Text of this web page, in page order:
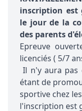
inscription est
le jour de la
des parents
Epreuve
licenciés ( 5/7
Il n'y aura pas
étant de
sportive chez
l'inscription est